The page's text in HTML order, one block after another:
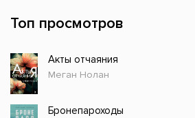
Топ просмотров
Акты отчаяния
Меган Нолан
Бронепароходы